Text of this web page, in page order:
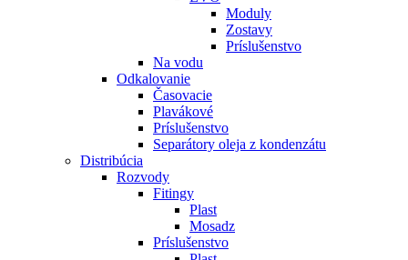
Moduly
Zostavy
Príslušenstvo
Na vodu
Odkalovanie
Časovacie
Plavákové
Príslušenstvo
Separátory oleja z kondenzátu
Distribúcia
Rozvody
Fitingy
Plast
Mosadz
Príslušenstvo